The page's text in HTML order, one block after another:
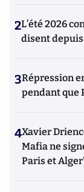
2L’été 2026
disent
3Répression
pendant que
4Xavier
Mafia ne
Paris et